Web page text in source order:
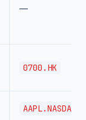
—
0700.HK
AAPL.NASDAQ